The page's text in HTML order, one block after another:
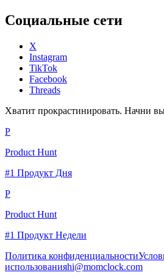
Социальные сети
X
Instagram
TikTok
Facebook
Threads
Хватит прокрастинировать. Начни
P
Product Hunt
#1 Продукт Дня
P
Product Hunt
#1 Продукт Недели
Политика конфиденциальности
использованияhi@momclock.com